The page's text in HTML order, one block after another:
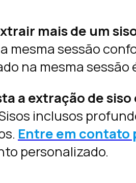
mais de um
mesma sessão
na mesma
a extração de siso
inclusos
Entre em contato
personalizado.